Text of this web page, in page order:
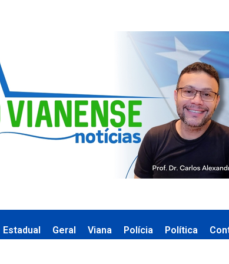
Estadual Geral Viana Polícia Política